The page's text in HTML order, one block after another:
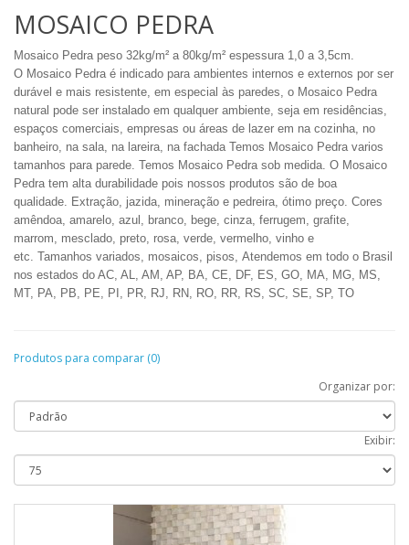
MOSAICO PEDRA
Mosaico Pedra peso 32kg/m² a 80kg/m² espessura 1,0 a 3,5cm.
O Mosaico Pedra é indicado para ambientes internos e externos por ser
durável e mais resistente, em especial às paredes, o Mosaico Pedra
natural pode ser instalado em qualquer ambiente, seja em residências,
espaços comerciais, empresas ou áreas de lazer em na cozinha, no
banheiro, na sala, na lareira, na fachada Temos Mosaico Pedra varios
tamanhos para parede. Temos Mosaico Pedra sob medida. O Mosaico
Pedra tem alta durabilidade pois nossos produtos são de boa
qualidade. Extração, jazida, mineração e pedreira, ótimo preço. Cores
amêndoa, amarelo, azul, branco, bege, cinza, ferrugem, grafite,
marrom, mesclado, preto, rosa, verde, vermelho, vinho e
etc. Tamanhos variados, mosaicos, pisos, Atendemos em todo o Brasil
nos estados do AC, AL, AM, AP, BA, CE, DF, ES, GO, MA, MG, MS,
MT, PA, PB, PE, PI, PR, RJ, RN, RO, RR, RS, SC, SE, SP, TO
Produtos para comparar (0)
Organizar por:
Exibir: